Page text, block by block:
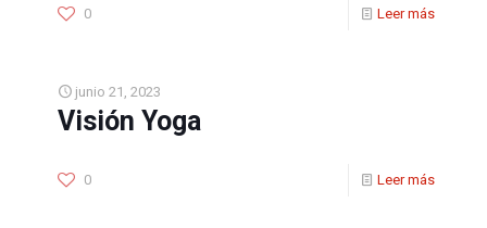
0 Leer más
junio 21, 2023
Visión Yoga
0 Leer más